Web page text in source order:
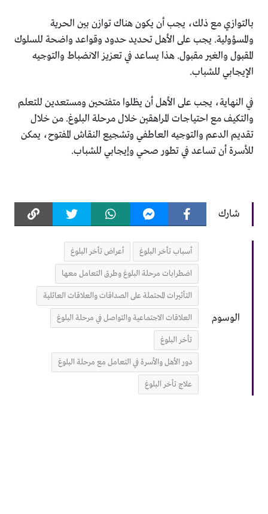
بالتوازي مع ذلك، يجب أن يكون هناك توازن بين الحرية
والمسؤولية. يجب على الأهل تحديد حدود وقواعد واضحة للسلوك
المقبول والغير مقبول. هذا يساعد في تعزيز الانضباط والتوجيه
الإيجابي للشباب.
في النهاية، يجب على الأهل أن يظلوا متفتحين ومستعدين للتعلم
والتكيف مع احتياجات المراهقين خلال مرحلة البلوغ. من خلال
تقديم الدعم والتوجيه العاطفي وتشجيع النقاش المفتوح، يمكن
للأسرة أن تساعد في تطور صحي وإيجابي للشباب.
شارك
الوسوم
أسباب تأخر البلوغ أعراض تأخر البلوغ
اضطرابات مرحلة البلوغ وطرق التعامل معها
التأثيرات المحتملة على الصداقات والعلاقات العائلية
العلاقات الاجتماعية والتواصل في مرحلة البلوغ
تأخر البلوغ
دور الأهل والأسرة في التعامل مع مرحلة البلوغ
علاج تأخر البلوغ